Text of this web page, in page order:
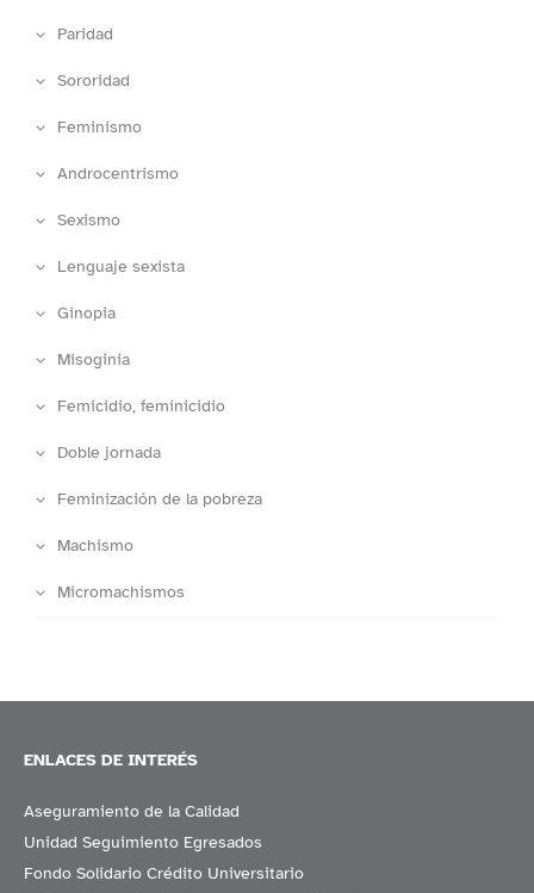
Paridad
Sororidad
Feminismo
Androcentrismo
Sexismo
Lenguaje sexista
Ginopia
Misoginia
Femicidio, feminicidio
Doble jornada
Feminización de la pobreza
Machismo
Micromachismos
ENLACES DE INTERÉS
Aseguramiento de la Calidad
Unidad Seguimiento Egresados
Fondo Solidario Crédito Universitario